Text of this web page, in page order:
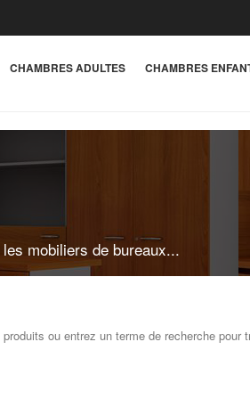
CHAMBRES ADULTES CHAMBRES
mobiliers de bureaux...
ou entrez un terme de recherche pour